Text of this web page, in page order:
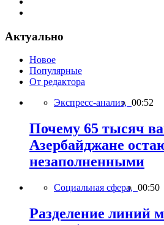
Актуально
Новое
Популярные
От редактора
Экспресс-анализ, 00:52
Почему 65 тысяч
Азербайджане
незаполненными
Социальная сфера, 00:50
Разделение линий